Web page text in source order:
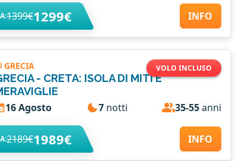
1399€1299€ INFO
VOLO INCLUSO
GRECIA
- CRETA: ISOLA DI MITI E
16 Agosto 7notti 35-55anni
2189€1989€ INFO